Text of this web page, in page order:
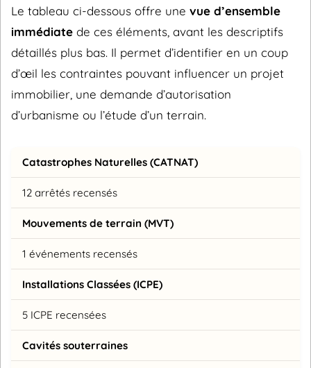
Le tableau ci-dessous offre une vue d’ensemble
immédiate de ces éléments, avant les descriptifs
détaillés plus bas. Il permet d’identifier en un coup
d’œil les contraintes pouvant influencer un projet
immobilier, une demande d’autorisation
d’urbanisme ou l’étude d’un terrain.
Catastrophes Naturelles (CATNAT)
12 arrêtés recensés
Mouvements de terrain (MVT)
1 événements recensés
Installations Classées (ICPE)
5 ICPE recensées
Cavités souterraines